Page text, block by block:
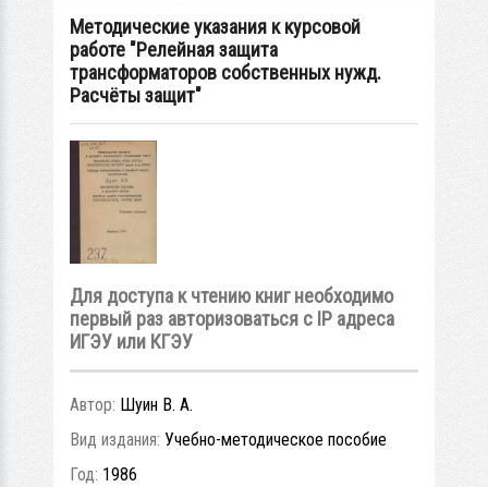
Методические указания к курсовой
работе "Релейная защита
трансформаторов собственных нужд.
Расчёты защит"
Для доступа к чтению книг необходимо
первый раз авторизоваться с IP адреса
ИГЭУ или КГЭУ
Автор: Шуин В. А.
Вид издания: Учебно-методическое пособие
Год: 1986